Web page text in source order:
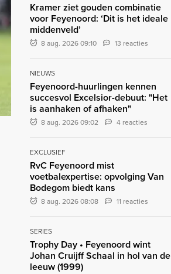
Kramer ziet gouden combinatie
voor Feyenoord: ‘Dit is het ideale
middenveld’
8 aug. 2026 09:10 13 reacties
NIEUWS
Feyenoord-huurlingen kennen
succesvol Excelsior-debuut: "Het
is aanhaken of afhaken"
8 aug. 2026 09:02 4 reacties
EXCLUSIEF
RvC Feyenoord mist
voetbalexpertise: opvolging Van
Bodegom biedt kans
8 aug. 2026 08:08 11 reacties
SERIES
Trophy Day • Feyenoord wint
Johan Cruijff Schaal in hol van de
leeuw (1999)